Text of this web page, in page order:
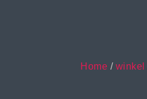
Home / winkel